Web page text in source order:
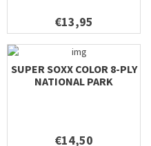
€13,95
SUPER SOXX COLOR 8-PLY
NATIONAL PARK
€14,50